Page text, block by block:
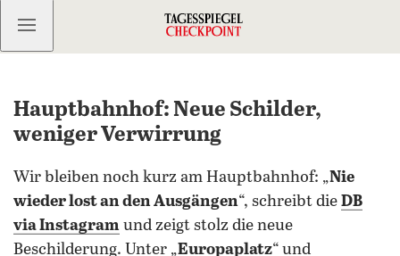
Kostenlos anmelden
Hauptbahnhof: Neue Schilder,
weniger Verwirrung
Wir bleiben noch kurz am Hauptbahnhof: „Nie
wieder lost an den Ausgängen“, schreibt die DB
via Instagram und zeigt stolz die neue
Beschilderung. Unter „Europaplatz“ und